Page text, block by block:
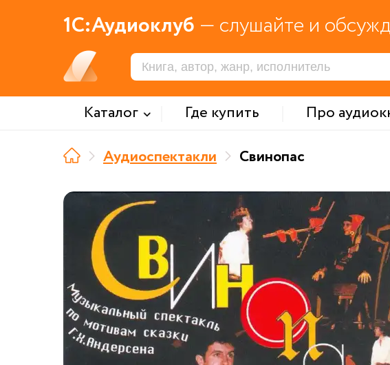
1С:Аудиоклуб — слушайте и
Каталог Где купить Про
Аудиоспектакли
Свинопас